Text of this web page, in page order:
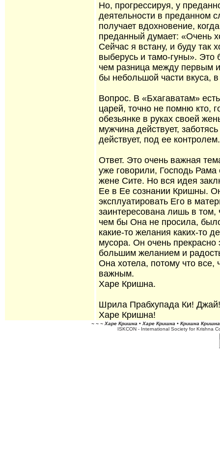
Но, прогрессируя, у
деятельности в преданном
получает вдохновение,
преданный думает: «Очень
Сейчас я встану, и буду
выберусь и тамо-гуны». Это
чем разница между первым
бы небольшой части вкуса,
Вопрос. В «Бхагаватам»
царей, точно не помню кто,
обезьянке в руках своей
мужчина действует,
действует, под ее контролем.
Ответ. Это очень важная
уже говорили, Господь
жене Сите. Но вся идея
Ее в Ее сознании Кришны.
эксплуатировать Его в
заинтересована лишь в том,
чем бы Она не просила,
какие-то желания каких-то
мусора. Он очень
большим желанием и
Она хотела, потому что
важным.
Харе Кришна.
Шрила Прабхупада Ки! Джай!
Харе Кришна!
~ ~ ~ Харе Кришна • Харе Кришна • Кришна
ISKCON - International Society for Krishna